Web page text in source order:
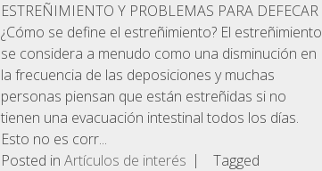
ESTREÑIMIENTO Y PROBLEMAS PARA DEFECAR
¿Cómo se define el estreñimiento? El estreñimiento
se considera a menudo como una disminución en
la frecuencia de las deposiciones y muchas
personas piensan que están estreñidas si no
tienen una evacuación intestinal todos los días.
Esto no es corr...
Posted in Artículos de interés
Tagged